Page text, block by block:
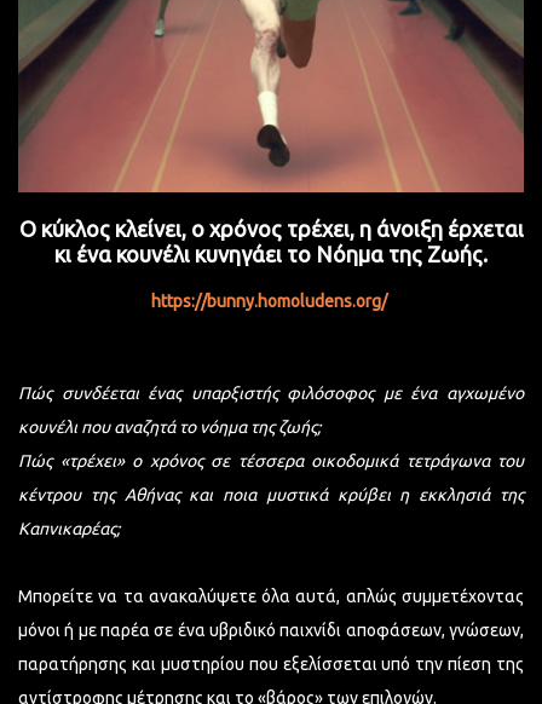
Ο κύκλος κλείνει, ο χρόνος τρέχει, η άνοιξη έρχεται
κι ένα κουνέλι κυνηγάει τo Νόημα της Ζωής.
https://bunny.homoludens.org/
Πώς συνδέεται ένας υπαρξιστής φιλόσοφος με ένα αγχωμένο
κουνέλι που αναζητά το νόημα της ζωής;
Πώς «τρέχει» ο χρόνος σε τέσσερα οικοδομικά τετράγωνα του
κέντρου της Αθήνας και ποια μυστικά κρύβει η εκκλησιά της
Καπνικαρέας;
Μπορείτε να τα ανακαλύψετε όλα αυτά, απλώς συμμετέχοντας
μόνοι ή με παρέα σε ένα υβριδικό παιχνίδι αποφάσεων, γνώσεων,
παρατήρησης και μυστηρίου που εξελίσσεται υπό την πίεση της
αντίστροφης μέτρησης και το «βάρος» των επιλογών.